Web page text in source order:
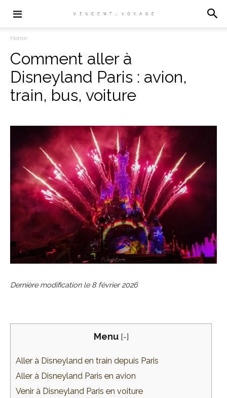
Home
Comment aller à
Disneyland Paris : avion,
train, bus, voiture
Dernière modification le 8 février 2026
Menu [-]
Aller à Disneyland en train depuis Paris
Aller à Disneyland Paris en avion
Venir à Disneyland Paris en voiture